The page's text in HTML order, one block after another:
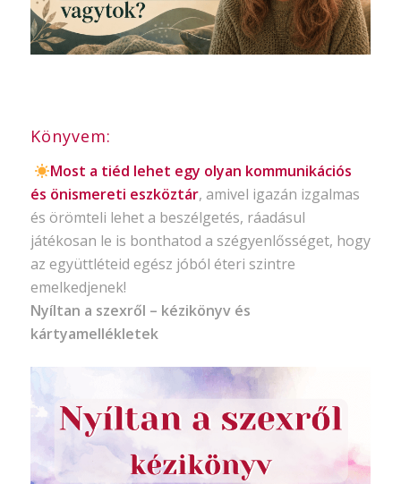
Könyvem:
Most a tiéd lehet egy olyan kommunikációs
és önismereti eszköztár, amivel igazán izgalmas
és örömteli lehet a beszélgetés, ráadásul
játékosan le is bonthatod a szégyenlősséget, hogy
az együttléteid egész jóból éteri szintre
emelkedjenek!
Nyíltan a szexről – kézikönyv és
kártyamellékletek